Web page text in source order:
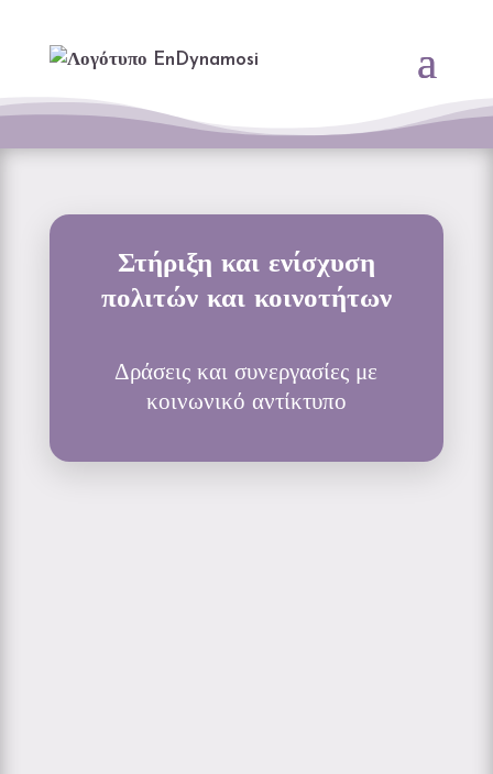
Στήριξη και ενίσχυση
πολιτών και κοινοτήτων
Δράσεις και συνεργασίες με
κοινωνικό αντίκτυπο